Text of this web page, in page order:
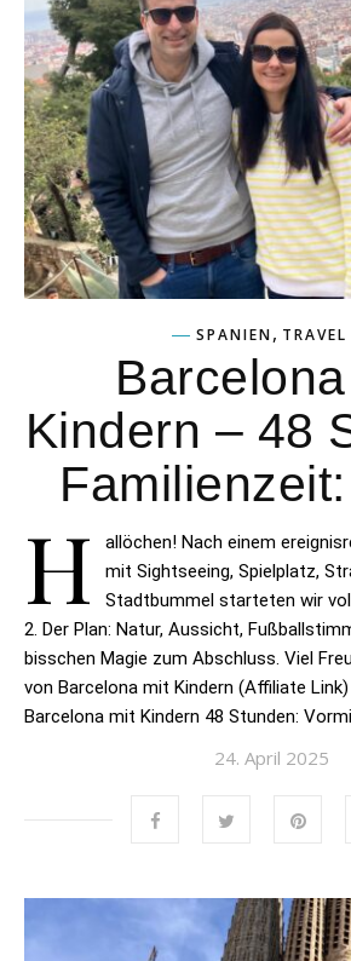
SPANIEN, TRAVEL
Kindern – 48
H
allöchen! Nach einem
mit Sightseeing, Spielplatz,
Stadtbummel starteten wir
2. Der Plan: Natur, Aussicht,
bisschen Magie zum Abschluss. Viel
von Barcelona mit Kindern (Affiliate
Barcelona mit Kindern 48 Stunden:
24. April 2025